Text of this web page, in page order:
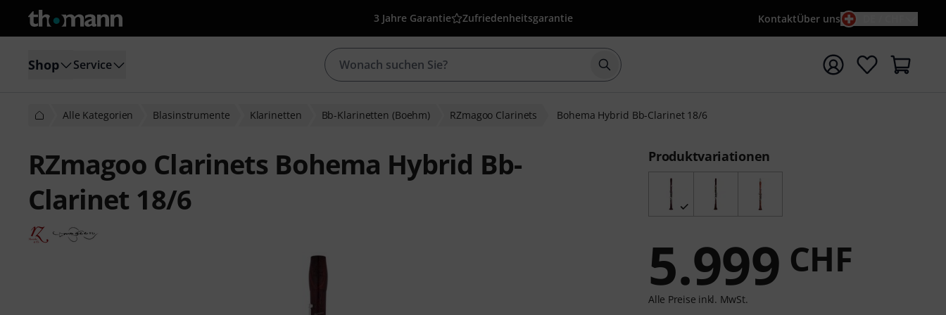
3 Jahre Garantie Zufriedenheitsgarantie KontaktÜber uns
Shop Service Suche mit Suchwort {searchTerm} starten
Alle Kategorien Blasinstrumente Klarinetten Bb-Klarinetten (Boehm) RZmagoo Clarinets Bohema Hybrid Bb-Clarinet 18/6
RZmagoo Clarinets Bohema Hybrid Bb-
Clarinet 18/6
Produktvariationen
5.999 CHF
Alle Preise inkl. MwSt.